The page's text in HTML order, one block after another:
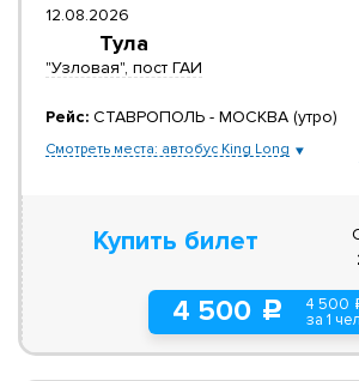
12.08.2026
Тула
"Узловая", пост ГАИ
Рейс: СТАВРОПОЛЬ - МОСКВА (утро)
Смотреть места: автобус King Long
Купить билет
4 500 c 4 500
за 1